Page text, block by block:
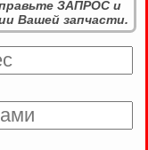
ЗАПРОС и
Вашей запчасти.